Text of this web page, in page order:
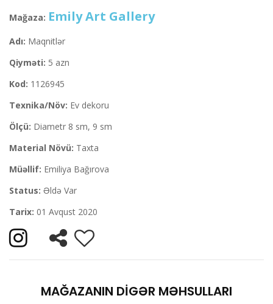
Mağaza: Emily Art Gallery
Adı: Maqnitlər
Qiyməti: 5 azn
Kod: 1126945
Texnika/Növ: Ev dekoru
Ölçü: Diametr 8 sm, 9 sm
Material Növü: Taxta
Müəllif: Emiliya Bağırova
Status: Əldə Var
Tarix: 01 Avqust 2020
MAĞAZANIN DIGƏR MƏHSULLARI